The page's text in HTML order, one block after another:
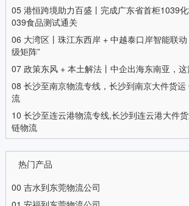
05 港恒跨境助力百盛丨完成广东省首柜1039
039食品测试通关
06 大湾区丨珠江东西岸 + 中越泰口岸智能联
级矩阵”
07 政策东风 + 本土解法丨中企出海东南亚，
08 长沙至南京物流专线，长沙到南京大件货
流
10 长沙至连云港物流专线,长沙到连云港大件
链物流
热门产品
00 吉水到东莞物流公司